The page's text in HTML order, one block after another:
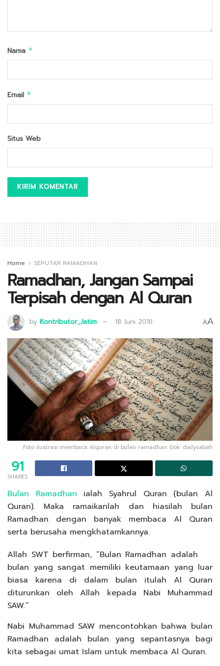
Nama *
Email *
Situs Web
Home SEPUTAR RAMADHAN
Ramadhan, Jangan Sampai
Terpisah dengan Al Quran
by Kontributor_Jatim 18 Juni 2016 AA
Foto ilustrasi membaca Alquran di bulan ramadhan. Dok: dailysabah
91
SHARES
Bulan Ramadhan ialah Syahrul Quran (bulan Al
Quran). Maka ramaikanlah dan hiasilah bulan
Ramadhan dengan banyak membaca Al Quran
serta berusaha mengkhatamkannya.
Allah SWT berfirman, “Bulan Ramadhan adalah
bulan yang sangat memiliki keutamaan yang luar
biasa karena di dalam bulan itulah Al Quran
diturunkan oleh Allah kepada Nabi Muhammad
SAW.”
Nabi Muhammad SAW mencontohkan bahwa bulan
Ramadhan adalah bulan yang sepantasnya bagi
kita sebagai umat Islam untuk membaca Al Quran.